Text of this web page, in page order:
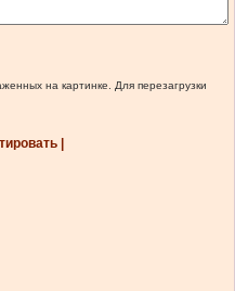
на картинке. Для перезагрузки
|